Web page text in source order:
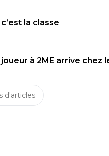
la classe
à 2ME arrive chez
d'articles